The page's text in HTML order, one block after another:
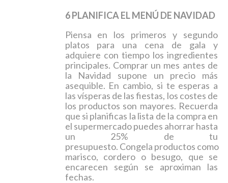
6 PLANIFICA EL MENÚ DE NAVIDAD
Piensa en los primeros y segundo
platos para una cena de gala y
adquiere con tiempo los ingredientes
principales. Comprar un mes antes de
la Navidad supone un precio más
asequible. En cambio, si te esperas a
las vísperas de las fiestas, los costes de
los productos son mayores. Recuerda
que si planificas la lista de la compra en
el supermercado puedes ahorrar hasta
un 25% de tu
presupuesto. Congela productos como
marisco, cordero o besugo, que se
encarecen según se aproximan las
fechas.